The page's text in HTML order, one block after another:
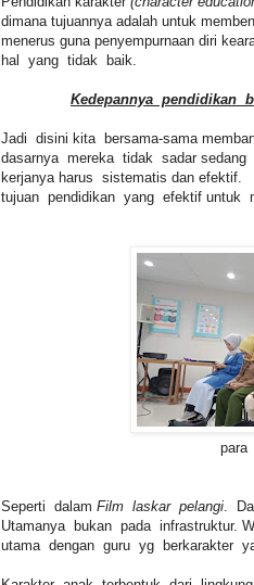
dimana tujuannya adalah untuk
menerus guna penyempurnaan diri
hal yang tidak baik.
Kedepannya pendidikan
Jadi disini kita bersama-sama
dasarnya mereka tidak sadar sedang
kerjanya harus sistematis dan efektif.
tujuan pendidikan yang efektif untuk
para
Seperti dalam Film laskar pelangi .
Utamanya bukan pada infrastruktur.
utama dengan guru yg berkarakter